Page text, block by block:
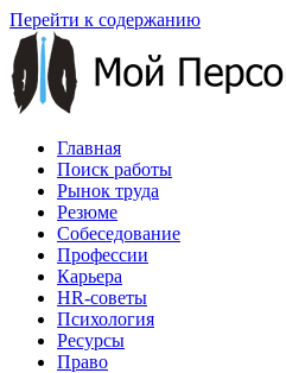
Перейти к содержанию
Главная
Поиск работы
Рынок труда
Резюме
Собеседование
Профессии
Карьера
HR-советы
Психология
Ресурсы
Право